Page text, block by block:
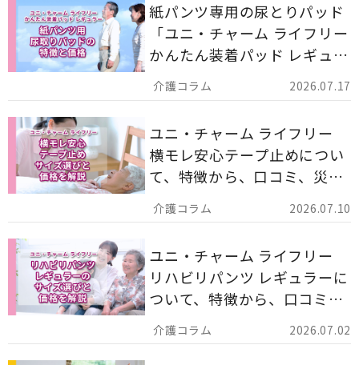
2026.07.17
紙パンツ専用の尿とりパッド
「ユニ・チャーム ライフリー
かんたん装着パッド レギュラ
ー 計162枚」について解説し
ます。
2026.07.10
ユニ・チャーム ライフリー
横モレ安心テープ止めについ
て、特徴から、口コミ、災害
備蓄としての活用法まで分か
りやすく解説します。
2026.07.02
ユニ・チャーム ライフリー
リハビリパンツ レギュラーに
ついて、特徴から、口コミ、
災害備蓄としての活用法まで
分かりやすく解説します。